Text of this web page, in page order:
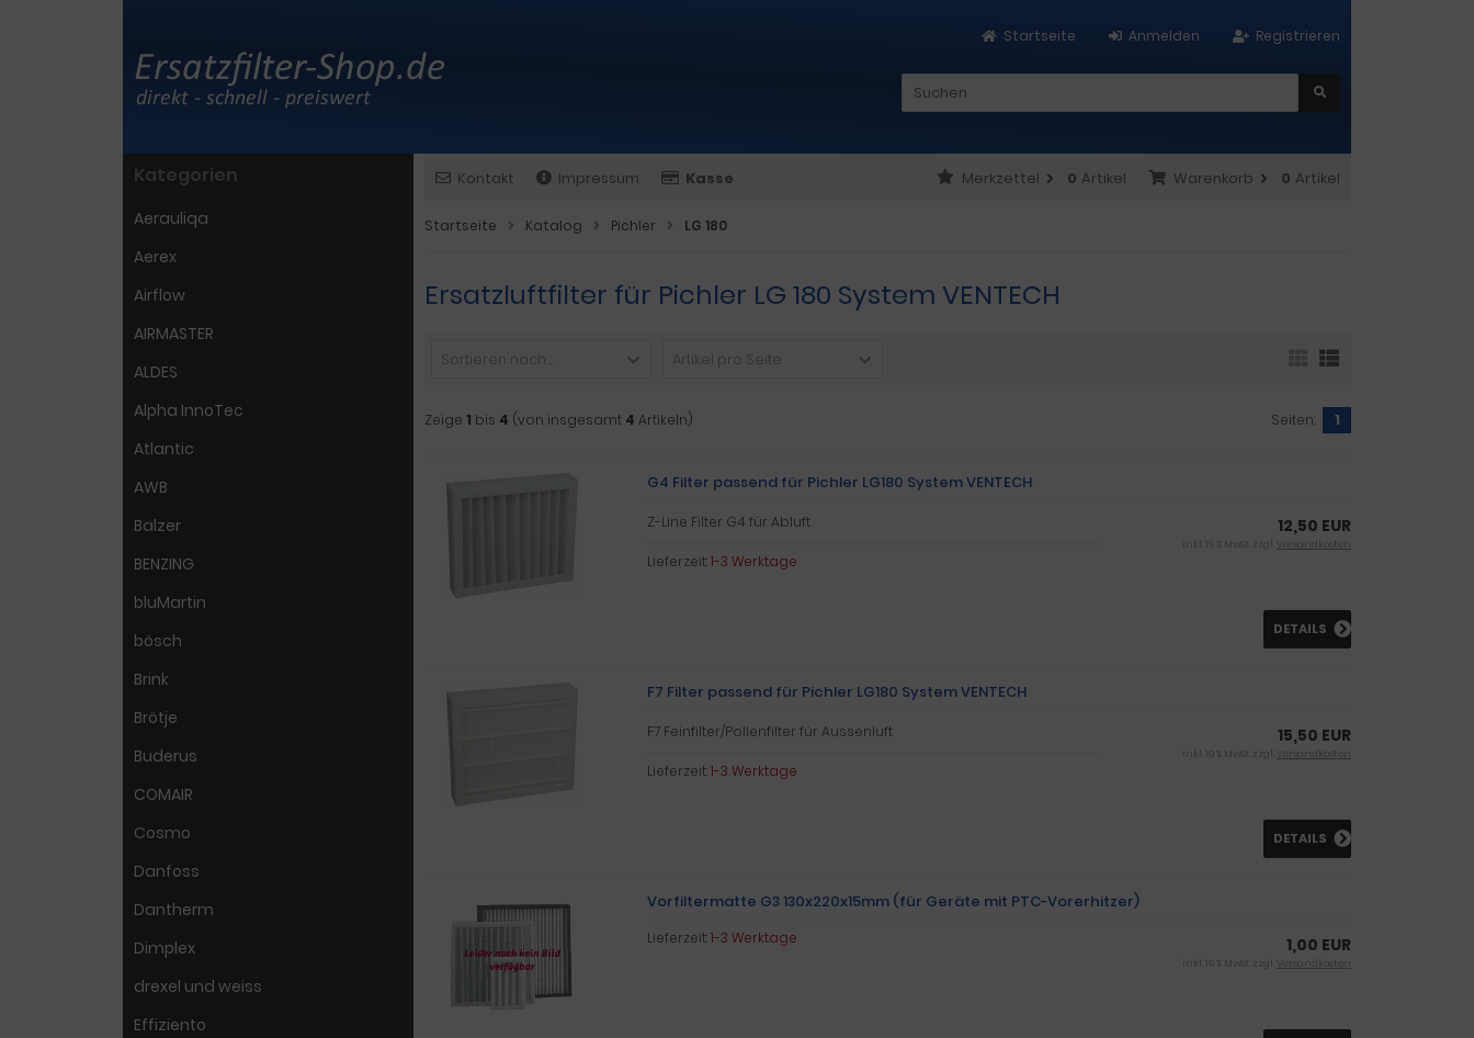
Registrieren
Anmelden
Startseite
Kontakt Impressum Kasse Warenkorb 0 Artikel
Merkzettel 0 Artikel
Startseite Katalog Pichler LG 180
Ersatzluftfilter für Pichler LG 180 System VENTECH
Sortieren nach ... Artikel pro Seite
Zeige 1 bis 4 (von insgesamt 4 Artikeln) Seiten: 1
G4 Filter passend für Pichler LG180 System VENTECH
Z-Line Filter G4 für Abluft
Lieferzeit:1-3 Werktage
12,50 EUR
inkl. 19 % MwSt. zzgl. Versandkosten
DETAILS
F7 Filter passend für Pichler LG180 System VENTECH
F7 Feinfilter/Pollenfilter für Aussenluft
Lieferzeit:1-3 Werktage
15,50 EUR
inkl. 19 % MwSt. zzgl. Versandkosten
DETAILS
Vorfiltermatte G3 130x220x15mm (für Geräte mit PTC-Vorerhitzer)
Lieferzeit:1-3 Werktage 1,00 EUR
inkl. 19 % MwSt. zzgl. Versandkosten
Kategorien
Aerauliqa
Aerex
Airflow
AIRMASTER
ALDES
Alpha InnoTec
Atlantic
AWB
Balzer
BENZING
bluMartin
bösch
Brink
Brötje
Buderus
COMAIR
Cosmo
Danfoss
Dantherm
Dimplex
drexel und weiss
Effiziento